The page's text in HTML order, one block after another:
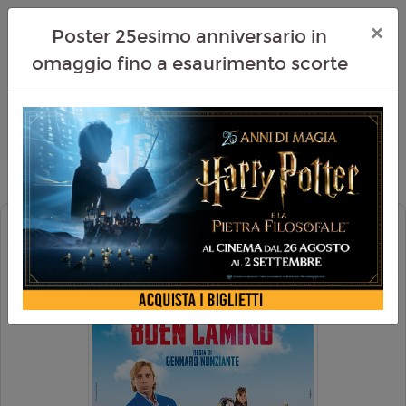
BUEN CAMINO
Poster 25esimo anniversario in
omaggio fino a esaurimento scorte
×